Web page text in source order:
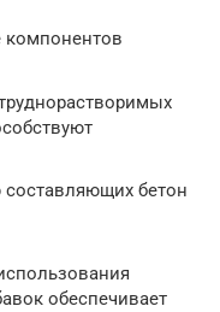
компонентов
бетон
обеспечивает